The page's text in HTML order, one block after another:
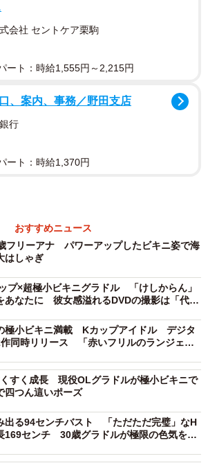
ング』（テレビ朝日系）のお天気キャ
最新情報は公式X（@imaisakura_）、
）
会社 セントケア栗駒
ート：時給1,555円～2,215円
、案内、事務／野田支店
行
ート：時給1,370円
おすすめニュース
フリーアナ パワーアップしたビキニ姿で海
はしゃぎ
プ×超極小ビキニグラドル 「けしからん」
あなたに 彼女感溢れるDVDの撮影は「代謝
極小ビキニ満載 Kカップアイドル デジタ
同時リリース 「赤いフリルのランジェリ
すく成長 現役OLグラドルが極小ビキニで
つん這いポーズ
出る94センチバスト 「ただただ完璧」なH
169センチ 30歳グラドルが極限の色気を表